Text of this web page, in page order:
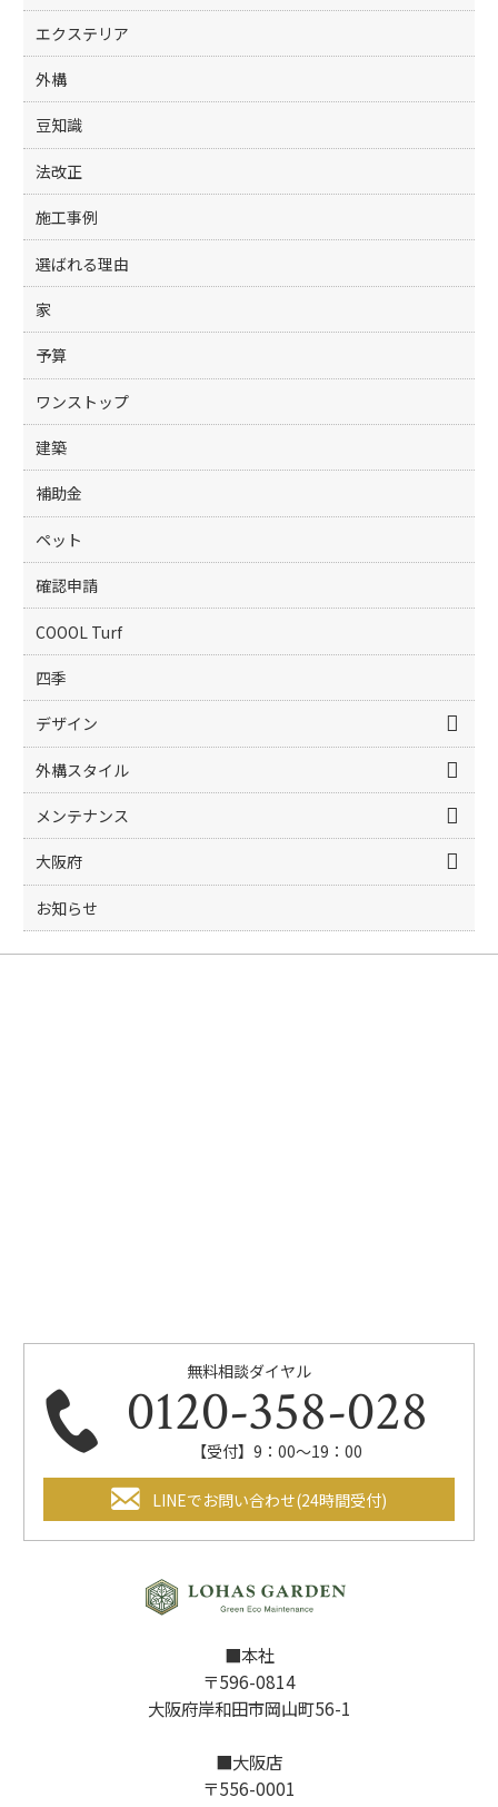
エクステリア
外構
豆知識
法改正
施工事例
選ばれる理由
家
予算
ワンストップ
建築
補助金
ペット
確認申請
COOOL Turf
四季
デザイン
外構スタイル
メンテナンス
大阪府
お知らせ
無料相談ダイヤル
0120-358-028
【受付】9：00～19：00
LINEでお問い合わせ(24時間受付)
■本社
〒596-0814
大阪府岸和田市岡山町56-1
■大阪店
〒556-0001